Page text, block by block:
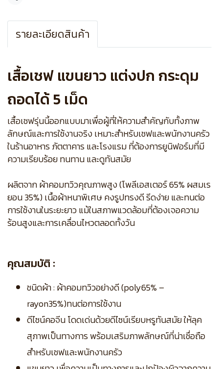
รายละเอียดสินค้า
เสื้อเชฟ แขนยาว แต่งปก กระดุม
ถอดได้ 5 เม็ด
เสื้อเชฟรุ่นนี้ออกแบบมาเพื่อผู้ที่ให้ความสำคัญกับทั้งภาพ
ลักษณ์และการใช้งานจริง เหมาะสำหรับเชฟและพนักงานครัว
ในร้านอาหาร ภัตตาคาร และโรงแรม ที่ต้องการยูนิฟอร์มที่มี
ความเรียบร้อย ทนทาน และดูทันสมัย
ผลิตจาก ผ้าคอมทวิวคุณภาพสูง (โพลีเอสเตอร์ 65% ผสมเร
ยอน 35%) เนื้อผ้าหนาพิเศษ คงรูปทรงดี รีดง่าย และทนต่อ
การใช้งานในระยะยาว แม้ในสภาพแวดล้อมที่ต้องเจอความ
ร้อนสูงและการเคลื่อนไหวตลอดทั้งวัน
คุณสมบัติ :
ชนิดผ้า : ผ้าคอมทวิวอย่างดี (poly65% –
rayon35%)ทนต่อการใช้งาน
ดีไซน์คอจีน โดดเด่นด้วยดีไซน์เรียบหรูทันสมัย ให้ลุค
สุภาพเป็นทางการ พร้อมเสริมภาพลักษณ์ที่น่าเชื่อถือ
สำหรับเชฟและพนักงานครัว